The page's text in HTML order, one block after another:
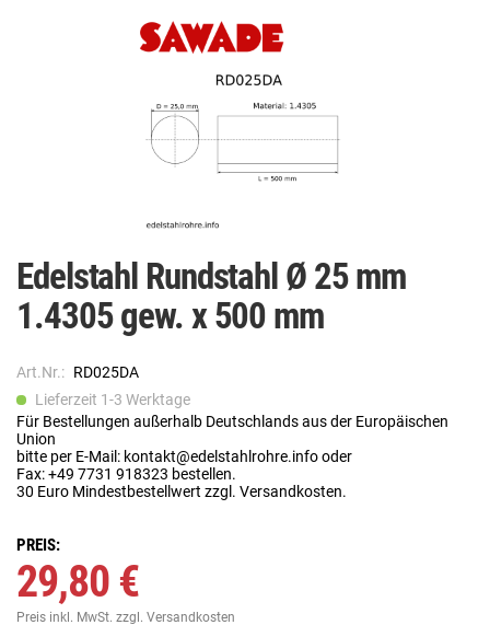
Edelstahl Rundstahl Ø 25 mm
1.4305 gew. x 500 mm
Art.Nr.: RD025DA
Lieferzeit 1-3 Werktage
Für Bestellungen außerhalb Deutschlands aus der Europäischen
Union
bitte per E-Mail: kontakt@edelstahlrohre.info oder
Fax: +49 7731 918323 bestellen.
30 Euro Mindestbestellwert zzgl. Versandkosten.
PREIS:
29,80 €
Preis inkl. MwSt. zzgl. Versandkosten